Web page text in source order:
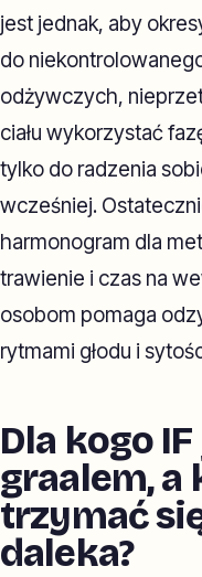
jest jednak, aby
do
odżywczych,
ciału wykorzystać
tylko do radzenia
wcześniej.
harmonogram dla
trawienie i czas na
osobom pomaga
rytmami głodu i
Dla kogo
graalem,
trzymać
daleka?